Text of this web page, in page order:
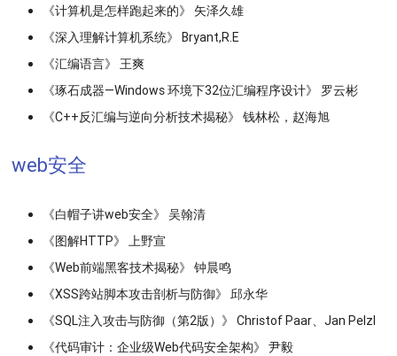
《计算机是怎样跑起来的》 矢泽久雄
《深入理解计算机系统》 Bryant,R.E
《汇编语言》 王爽
《琢石成器—Windows 环境下32位汇编程序设计》 罗云彬
《C++反汇编与逆向分析技术揭秘》 钱林松，赵海旭
web安全
《白帽子讲web安全》 吴翰清
《图解HTTP》 上野宣
《Web前端黑客技术揭秘》 钟晨鸣
《XSS跨站脚本攻击剖析与防御》 邱永华
《SQL注入攻击与防御（第2版）》 Christof Paar、Jan Pelzl
《代码审计：企业级Web代码安全架构》 尹毅